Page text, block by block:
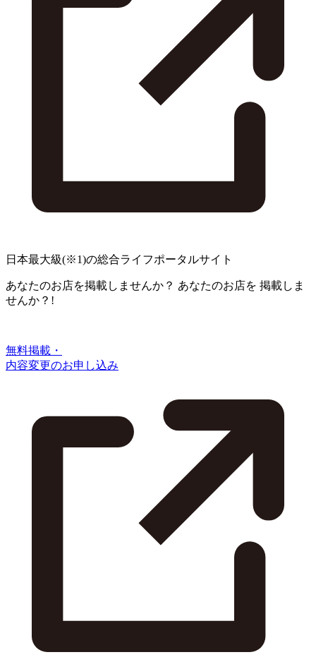
日本最大級(※1)の総合ライフポータルサイト
あなたのお店を掲載しませんか？ あなたのお店を 掲載しま
せんか？!
無料掲載・
内容変更のお申し込み